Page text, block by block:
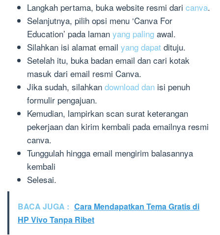
Langkah pertama, buka website resmi dari canva.
Selanjutnya, pilih opsi menu ‘Canva For
Education’ pada laman yang paling awal.
Silahkan isi alamat email yang dapat dituju.
Setelah itu, buka badan email dan cari kotak
masuk dari email resmi Canva.
Jika sudah, silahkan download dan isi penuh
formulir pengajuan.
Kemudian, lampirkan scan surat keterangan
pekerjaan dan kirim kembali pada emailnya resmi
canva.
Tunggulah hingga email mengirim balasannya
kembali
Selesai.
BACA JUGA : Cara Mendapatkan Tema Gratis di
HP Vivo Tanpa Ribet